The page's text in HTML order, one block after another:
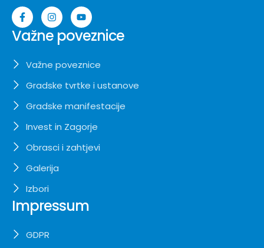
Važne poveznice
Važne poveznice
Gradske tvrtke i ustanove
Gradske manifestacije
Invest in Zagorje
Obrasci i zahtjevi
Galerija
Izbori
Impressum
GDPR